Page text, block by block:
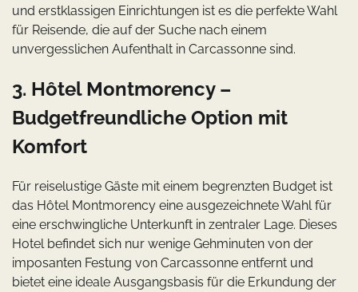
und erstklassigen Einrichtungen ist es die perfekte Wahl
für Reisende, die auf der Suche nach einem
unvergesslichen Aufenthalt in Carcassonne sind.
3. Hôtel Montmorency –
Budgetfreundliche Option mit
Komfort
Für reiselustige Gäste mit einem begrenzten Budget ist
das Hôtel Montmorency eine ausgezeichnete Wahl für
eine erschwingliche Unterkunft in zentraler Lage. Dieses
Hotel befindet sich nur wenige Gehminuten von der
imposanten Festung von Carcassonne entfernt und
bietet eine ideale Ausgangsbasis für die Erkundung der